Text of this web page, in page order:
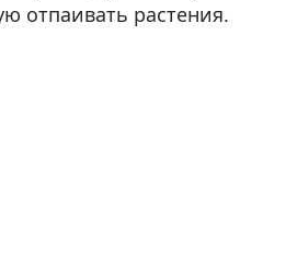
отпаивать растения.